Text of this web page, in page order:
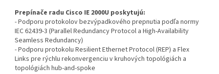
Prepínače radu Cisco IE 2000U poskytujú:
- Podporu protokolov bezvýpadkového prepnutia podľa normy
IEC 62439-3 (Parallel Redundancy Protocol a High-Availability
Seamless Redundancy)
- Podporu protokolu Resilient Ethernet Protocol (REP) a Flex
Links pre rýchlu rekonvergenciu v kruhových topológiách a
topológiách hub-and-spoke